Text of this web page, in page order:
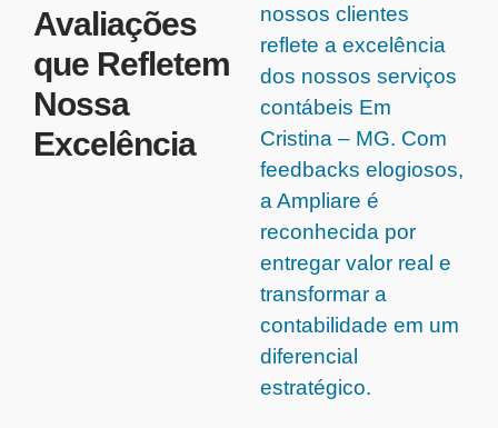
Avaliações
que Refletem
Nossa
Excelência
nossos clientes
reflete a excelência
dos nossos serviços
contábeis Em
Cristina – MG. Com
feedbacks elogiosos,
a Ampliare é
reconhecida por
entregar valor real e
transformar a
contabilidade em um
diferencial
estratégico.